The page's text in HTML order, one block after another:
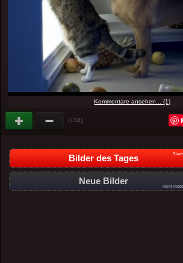
Kommentare ansehen... (1)
(+34)
Bilder des Tages
Neue Bilder
nicht